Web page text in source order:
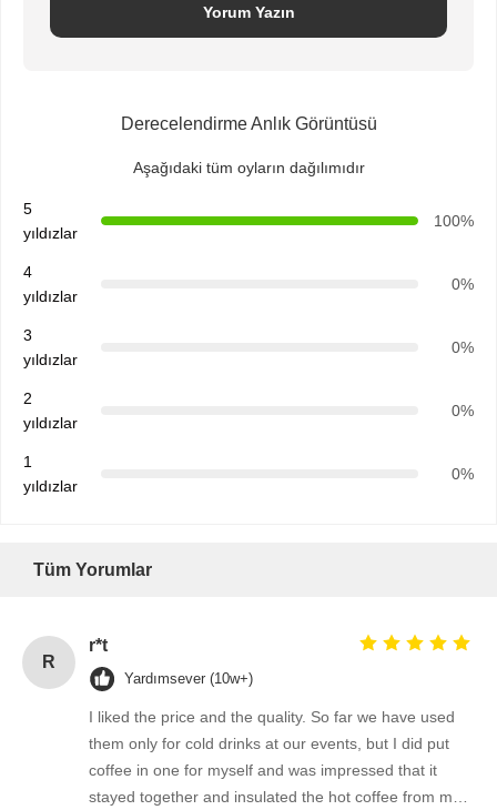
Yorum Yazın
Derecelendirme Anlık Görüntüsü
Aşağıdaki tüm oyların dağılımıdır
5
yıldızlar
100%
4
yıldızlar
0%
3
yıldızlar
0%
2
yıldızlar
0%
1
yıldızlar
0%
Tüm Yorumlar
R
r*t
Yardımsever (10w+)
I liked the price and the quality. So far we have used
them only for cold drinks at our events, but I did put
coffee in one for myself and was impressed that it
stayed together and insulated the hot coffee from my